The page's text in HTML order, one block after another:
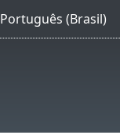
Português (Brasil)